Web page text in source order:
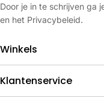
Door je in te schrijven ga
en het Privacybeleid.
Winkels
Klantenservice